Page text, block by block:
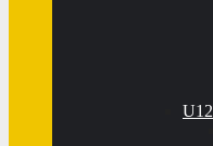
U12